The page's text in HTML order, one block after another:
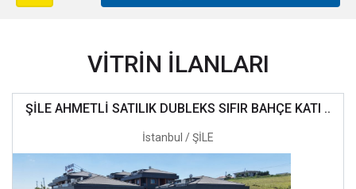
VİTRİN İLANLARI
ŞİLE AHMETLİ SATILIK DUBLEKS SIFIR BAHÇE KATI ..
İstanbul / ŞİLE